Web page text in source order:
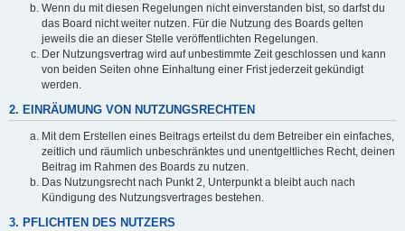
Wenn du mit diesen Regelungen nicht einverstanden bist, so darfst du
das Board nicht weiter nutzen. Für die Nutzung des Boards gelten
jeweils die an dieser Stelle veröffentlichten Regelungen.
Der Nutzungsvertrag wird auf unbestimmte Zeit geschlossen und kann
von beiden Seiten ohne Einhaltung einer Frist jederzeit gekündigt
werden.
2. EINRÄUMUNG VON NUTZUNGSRECHTEN
Mit dem Erstellen eines Beitrags erteilst du dem Betreiber ein einfaches,
zeitlich und räumlich unbeschränktes und unentgeltliches Recht, deinen
Beitrag im Rahmen des Boards zu nutzen.
Das Nutzungsrecht nach Punkt 2, Unterpunkt a bleibt auch nach
Kündigung des Nutzungsvertrages bestehen.
3. PFLICHTEN DES NUTZERS